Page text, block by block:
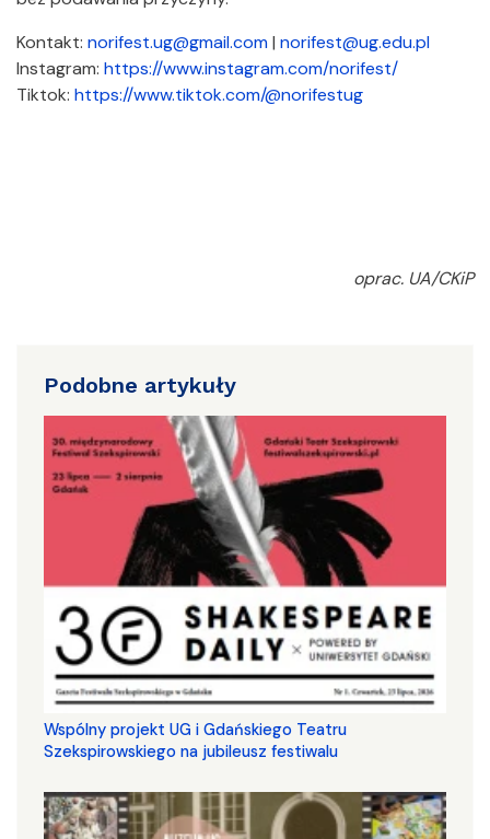
Kontakt: norifest.ug@gmail.com| norifest@ug.edu.pl
Instagram: https://www.instagram.com/norifest/
Tiktok: https://www.tiktok.com/@norifestug
oprac. UA/CKiP
Podobne artykuły
Wspólny projekt UG i Gdańskiego Teatru
Szekspirowskiego na jubileusz festiwalu